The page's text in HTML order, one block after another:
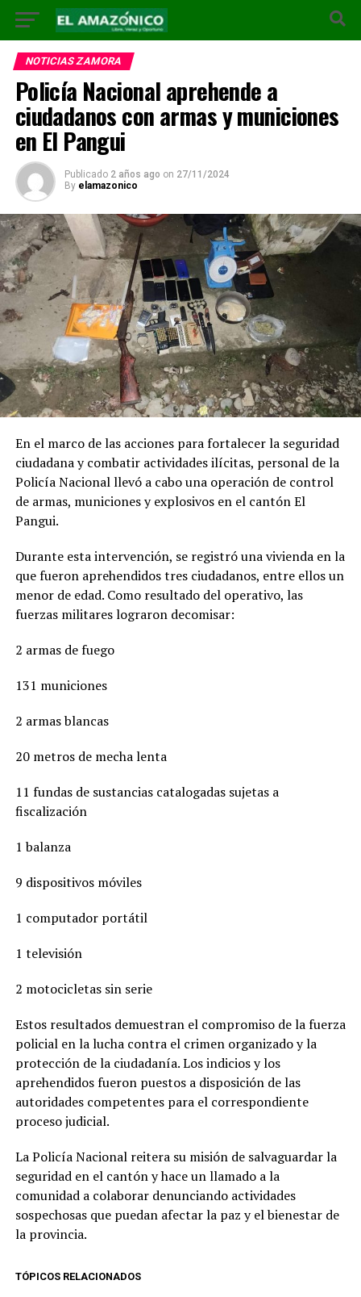
NOTICIAS ZAMORA
Policía Nacional aprehende a
ciudadanos con armas y municiones
en El Pangui
Publicado 2 años ago on 27/11/2024
By elamazonico
En el marco de las acciones para fortalecer la seguridad
ciudadana y combatir actividades ilícitas, personal de la
Policía Nacional llevó a cabo una operación de control
de armas, municiones y explosivos en el cantón El
Pangui.
Durante esta intervención, se registró una vivienda en la
que fueron aprehendidos tres ciudadanos, entre ellos un
menor de edad. Como resultado del operativo, las
fuerzas militares lograron decomisar:
2 armas de fuego
131 municiones
2 armas blancas
20 metros de mecha lenta
11 fundas de sustancias catalogadas sujetas a
fiscalización
1 balanza
9 dispositivos móviles
1 computador portátil
1 televisión
2 motocicletas sin serie
Estos resultados demuestran el compromiso de la fuerza
policial en la lucha contra el crimen organizado y la
protección de la ciudadanía. Los indicios y los
aprehendidos fueron puestos a disposición de las
autoridades competentes para el correspondiente
proceso judicial.
La Policía Nacional reitera su misión de salvaguardar la
seguridad en el cantón y hace un llamado a la
comunidad a colaborar denunciando actividades
sospechosas que puedan afectar la paz y el bienestar de
la provincia.
TÓPICOS RELACIONADOS